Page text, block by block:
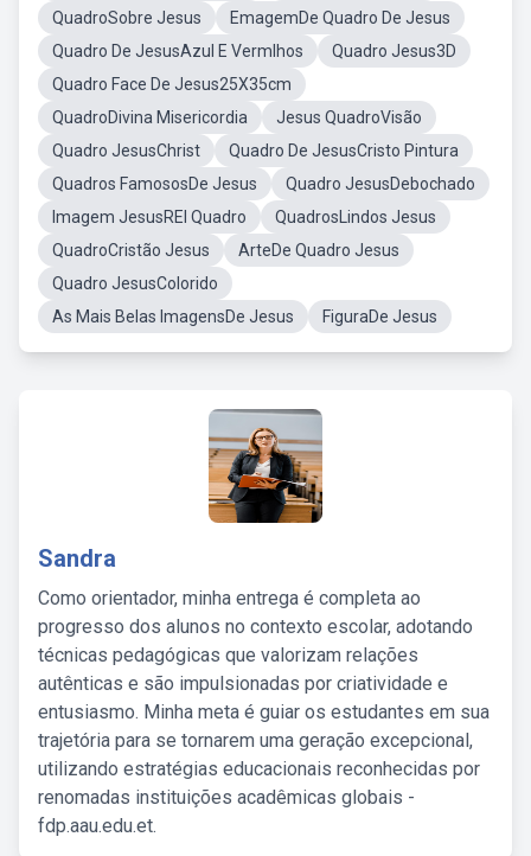
QuadroSobre Jesus
EmagemDe Quadro De Jesus
Quadro De JesusAzul E Vermlhos
Quadro Jesus3D
Quadro Face De Jesus25X35cm
QuadroDivina Misericordia
Jesus QuadroVisão
Quadro JesusChrist
Quadro De JesusCristo Pintura
Quadros FamososDe Jesus
Quadro JesusDebochado
Imagem JesusREI Quadro
QuadrosLindos Jesus
QuadroCristão Jesus
ArteDe Quadro Jesus
Quadro JesusColorido
As Mais Belas ImagensDe Jesus
FiguraDe Jesus
Sandra
Como orientador, minha entrega é completa ao
progresso dos alunos no contexto escolar, adotando
técnicas pedagógicas que valorizam relações
autênticas e são impulsionadas por criatividade e
entusiasmo. Minha meta é guiar os estudantes em sua
trajetória para se tornarem uma geração excepcional,
utilizando estratégias educacionais reconhecidas por
renomadas instituições acadêmicas globais -
fdp.aau.edu.et.